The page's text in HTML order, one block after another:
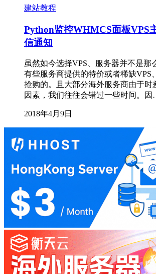
建站教程
Python监控WHMCS面板VPS
信通知
虽然如今选择VPS、服务器并不是那
有些服务商提供的特价或者稀缺VPS
抢购的。且大部分海外服务商由于时
因素，我们往往会错过一些时间。
2018年4月9日